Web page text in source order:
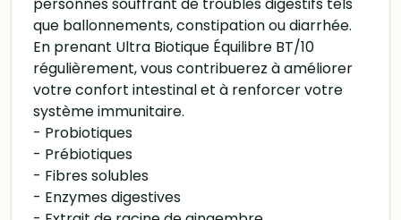
que ballonnements, constipation ou diarrhée.
En prenant Ultra Biotique Équilibre BT/10
régulièrement, vous contribuerez à améliorer
votre confort intestinal et à renforcer votre
système immunitaire.
- Probiotiques
- Prébiotiques
- Fibres solubles
- Enzymes digestives